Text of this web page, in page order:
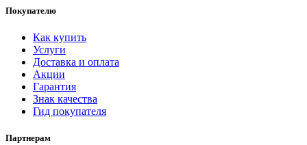
Покупателю
Как купить
Услуги
Доставка и оплата
Акции
Гарантия
Знак качества
Гид покупателя
Партнерам